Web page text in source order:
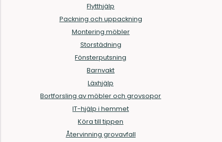
Flytthjälp
Packning och uppackning
Montering möbler
Storstädning
Fönsterputsning
Barnvakt
Läxhjälp
Bortforsling av möbler och grovsopor
IT-hjälp i hemmet
Köra till tippen
Återvinning grovavfall